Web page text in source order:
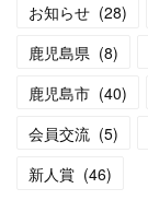
お知らせ (28)
鹿児島県 (8)
鹿児島市 (40)
会員交流 (5)
新人賞 (46)